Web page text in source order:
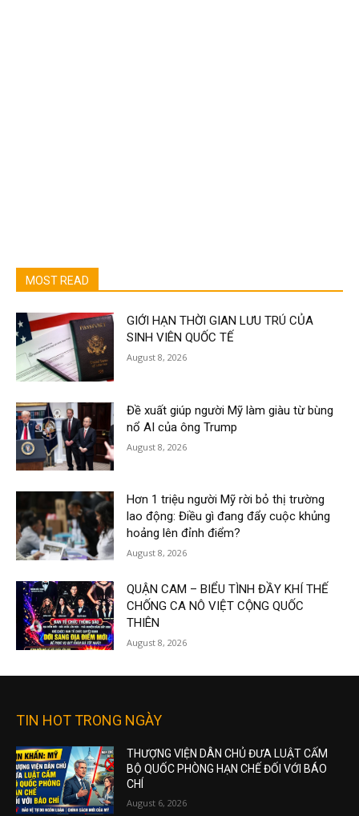
MOST READ
GIỚI HẠN THỜI GIAN LƯU TRÚ CỦA
SINH VIÊN QUỐC TẾ
August 8, 2026
Đề xuất giúp người Mỹ làm giàu từ bùng
nổ AI của ông Trump
August 8, 2026
Hơn 1 triệu người Mỹ rời bỏ thị trường
lao động: Điều gì đang đẩy cuộc khủng
hoảng lên đỉnh điểm?
August 8, 2026
QUẬN CAM – BIỂU TÌNH ĐẦY KHÍ THẾ
CHỐNG CA NÔ VIỆT CỘNG QUỐC
THIÊN
August 8, 2026
TIN HOT TRONG NGÀY
THƯỢNG VIỆN DÂN CHỦ ĐƯA LUẬT CẤM
BỘ QUỐC PHÒNG HẠN CHẾ ĐỐI VỚI BÁO
CHÍ
August 6, 2026